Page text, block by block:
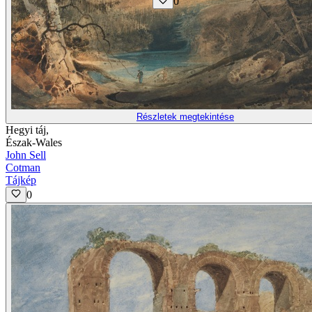
Részletek megtekintése
Hegyi táj,
Észak-Wales
John Sell
Cotman
Tájkép
0